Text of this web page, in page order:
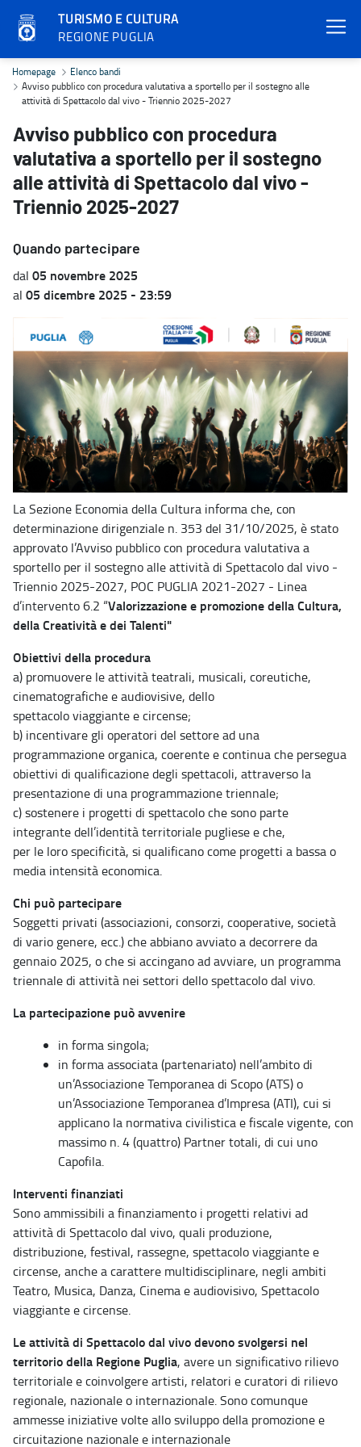
TURISMO E CULTURA
REGIONE PUGLIA
Avviso pubblico con procedura valutativa a sportello per il
Homepage
Elenco bandi
Avviso pubblico con procedura valutativa a sportello per il sostegno alle
attività di Spettacolo dal vivo - Triennio 2025-2027
Avviso pubblico con procedura
valutativa a sportello per il sostegno
alle attività di Spettacolo dal vivo -
Triennio 2025-2027
Quando partecipare
dal 05 novembre 2025
al 05 dicembre 2025 - 23:59
La Sezione Economia della Cultura informa che, con
determinazione dirigenziale n. 353 del 31/10/2025, è stato
approvato l’Avviso pubblico con procedura valutativa a
sportello per il sostegno alle attività di Spettacolo dal vivo -
Triennio 2025-2027, POC PUGLIA 2021-2027 - Linea
d’intervento 6.2 “Valorizzazione e promozione della Cultura,
della Creatività e dei Talenti"
Obiettivi della procedura
a) promuovere le attività teatrali, musicali, coreutiche,
cinematografiche e audiovisive, dello
spettacolo viaggiante e circense;
b) incentivare gli operatori del settore ad una
programmazione organica, coerente e continua che persegua
obiettivi di qualificazione degli spettacoli, attraverso la
presentazione di una programmazione triennale;
c) sostenere i progetti di spettacolo che sono parte
integrante dell’identità territoriale pugliese e che,
per le loro specificità, si qualificano come progetti a bassa o
media intensità economica.
Chi può partecipare
Soggetti privati (associazioni, consorzi, cooperative, società
di vario genere, ecc.) che abbiano avviato a decorrere da
gennaio 2025, o che si accingano ad avviare, un programma
triennale di attività nei settori dello spettacolo dal vivo.
La partecipazione può avvenire
in forma singola;
in forma associata (partenariato) nell’ambito di
un’Associazione Temporanea di Scopo (ATS) o
un’Associazione Temporanea d’Impresa (ATI), cui si
applicano la normativa civilistica e fiscale vigente, con
massimo n. 4 (quattro) Partner totali, di cui uno
Capofila.
Interventi finanziati
Sono ammissibili a finanziamento i progetti relativi ad
attività di Spettacolo dal vivo, quali produzione,
distribuzione, festival, rassegne, spettacolo viaggiante e
circense, anche a carattere multidisciplinare, negli ambiti
Teatro, Musica, Danza, Cinema e audiovisivo, Spettacolo
viaggiante e circense.
Le attività di Spettacolo dal vivo devono svolgersi nel
territorio della Regione Puglia, avere un significativo rilievo
territoriale e coinvolgere artisti, relatori e curatori di rilievo
regionale, nazionale o internazionale. Sono comunque
ammesse iniziative volte allo sviluppo della promozione e
circuitazione nazionale e internazionale